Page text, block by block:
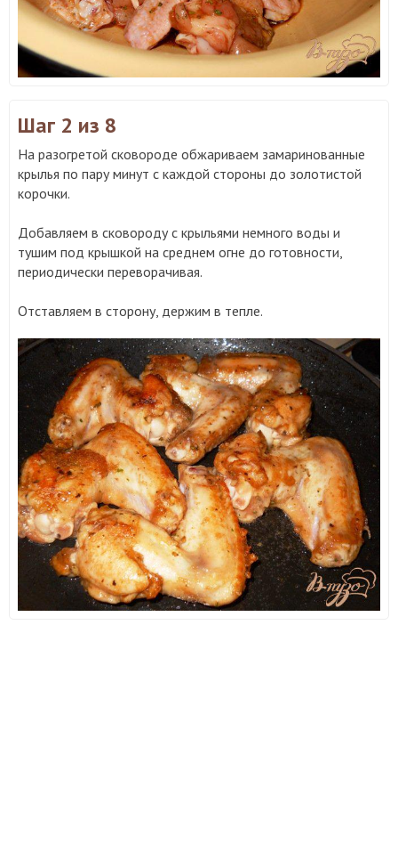
Шаг 2 из 8
На разогретой сковороде обжариваем замаринованные
крылья по пару минут с каждой стороны до золотистой
корочки.
Добавляем в сковороду с крыльями немного воды и
тушим под крышкой на среднем огне до готовности,
периодически переворачивая.
Отставляем в сторону, держим в тепле.